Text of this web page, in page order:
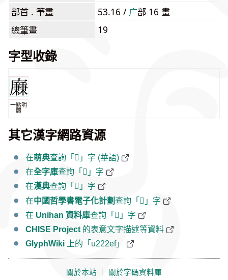
部首 . 筆畫
53.16 / ⼴部 16 畫
總筆畫
19
字型收錄
一點明
體
其它漢字網路資源
在萌典查詢「𢋯」字 (華語)
在全字庫查詢「𢋯」字
在漢典查詢「𢋯」字
在中國哲學書電子化計劃查詢「𢋯」字
在 Unihan 資料庫查詢「𢋯」字
CHISE Project 的表意文字描述等資料
GlyphWiki 上的「u222ef」
關於本站 關於字碼資料庫